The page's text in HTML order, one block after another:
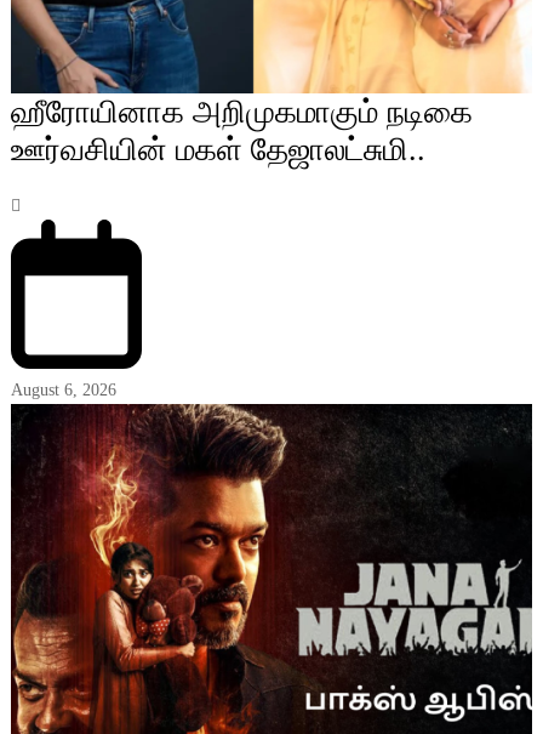
ஹீரோயினாக அறிமுகமாகும் நடிகை
ஊர்வசியின் மகள் தேஜாலட்சுமி..
August 6, 2026